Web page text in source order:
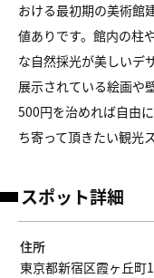
おける最初期の美術館
値ありです。館内の柱
な自然採光が美しいデ
展示されている絵画や
500円を治めれば自由
ち寄って頂きたい観光
スポット詳細
住所
東京都新宿区霞ヶ丘町